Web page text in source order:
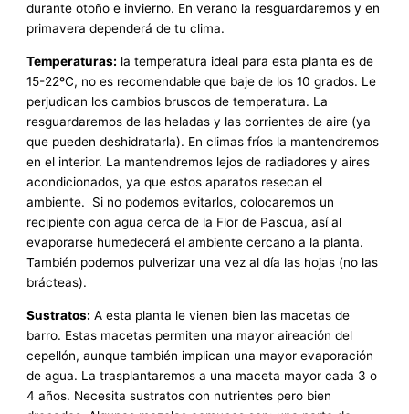
durante otoño e invierno. En verano la resguardaremos y en
primavera dependerá de tu clima.
Temperaturas: la temperatura ideal para esta planta es de
15-22ºC, no es recomendable que baje de los 10 grados. Le
perjudican los cambios bruscos de temperatura. La
resguardaremos de las heladas y las corrientes de aire (ya
que pueden deshidratarla). En climas fríos la mantendremos
en el interior. La mantendremos lejos de radiadores y aires
acondicionados, ya que estos aparatos resecan el
ambiente. Si no podemos evitarlos, colocaremos un
recipiente con agua cerca de la Flor de Pascua, así al
evaporarse humedecerá el ambiente cercano a la planta.
También podemos pulverizar una vez al día las hojas (no las
brácteas).
Sustratos: A esta planta le vienen bien las macetas de
barro. Estas macetas permiten una mayor aireación del
cepellón, aunque también implican una mayor evaporación
de agua. La trasplantaremos a una maceta mayor cada 3 o
4 años. Necesita sustratos con nutrientes pero bien